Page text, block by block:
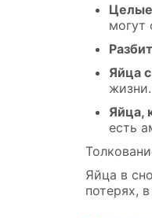
могут
Яйца
жизни.
Яйца,
есть
Яйца в
потерях,